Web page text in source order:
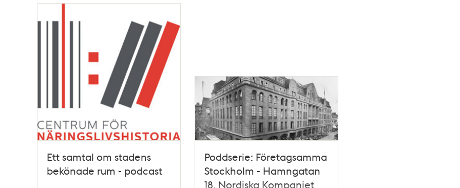
Ett samtal om stadens
bekönade rum - podcast
Poddserie: Företagsamma
Stockholm - Hamngatan
18, Nordiska Kompaniet